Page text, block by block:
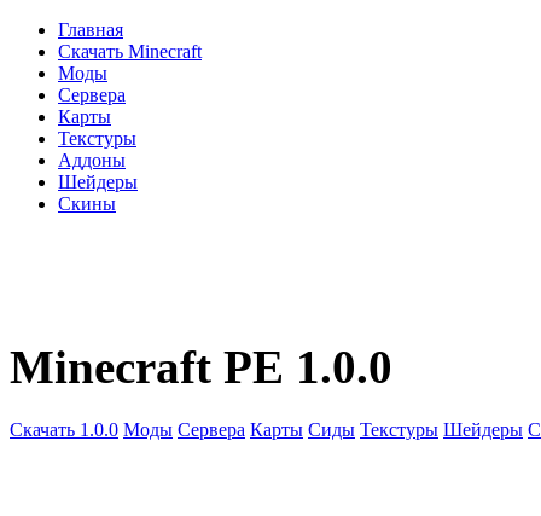
Главная
Скачать Minecraft
Моды
Сервера
Карты
Текстуры
Аддоны
Шейдеры
Скины
Minecraft PE 1.0.0
Скачать 1.0.0 Моды Сервера Карты Сиды Текстуры Шейдеры